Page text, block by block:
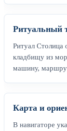
Ритуальный
Ритуал Столица
кладбищу из
машину,
Карта и
В навигаторе